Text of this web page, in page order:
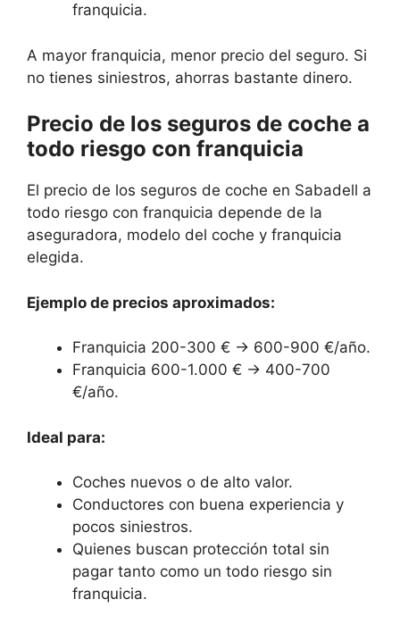
franquicia.
A mayor franquicia, menor precio del seguro. Si
no tienes siniestros, ahorras bastante dinero.
Precio de los seguros de coche a
todo riesgo con franquicia
El precio de los seguros de coche en Sabadell a
todo riesgo con franquicia depende de la
aseguradora, modelo del coche y franquicia
elegida.
Ejemplo de precios aproximados:
Franquicia 200-300 € → 600-900 €/año.
Franquicia 600-1.000 € → 400-700
€/año.
Ideal para:
Coches nuevos o de alto valor.
Conductores con buena experiencia y
pocos siniestros.
Quienes buscan protección total sin
pagar tanto como un todo riesgo sin
franquicia.